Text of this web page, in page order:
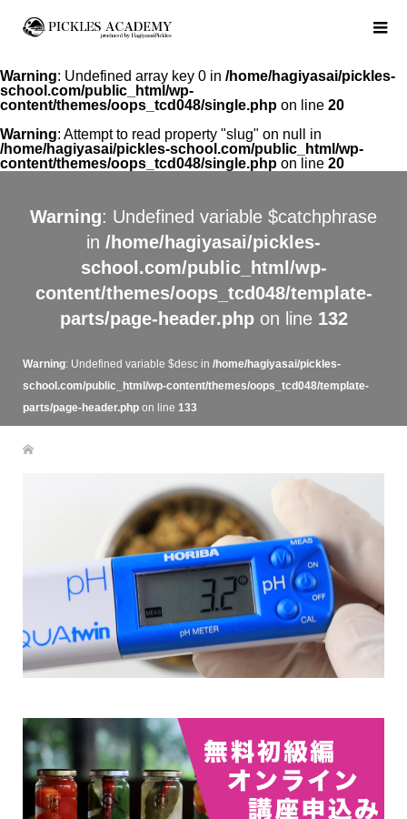
Warning: Undefined array key 0 in /home/hagiyasai/pickles-
school.com/public_html/wp-
content/themes/oops_tcd048/single.php on line 20
Warning: Attempt to read property "slug" on null in
/home/hagiyasai/pickles-school.com/public_html/wp-
content/themes/oops_tcd048/single.php on line 20
Warning: Undefined variable $catchphrase
in /home/hagiyasai/pickles-
school.com/public_html/wp-
content/themes/oops_tcd048/template-
parts/page-header.phpon line 132
Warning: Undefined variable $desc in /home/hagiyasai/pickles-
school.com/public_html/wp-content/themes/oops_tcd048/template-
parts/page-header.phpon line 133